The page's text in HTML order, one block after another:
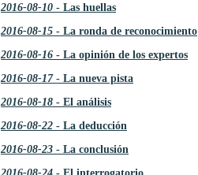
2016-08-10 - Las huellas
2016-08-15 - La ronda de reconocimiento
2016-08-16 - La opinión de los expertos
2016-08-17- La nueva pista
2016-08-18 - El análisis
2016-08-22 - La deducción
2016-08-23 - La conclusión